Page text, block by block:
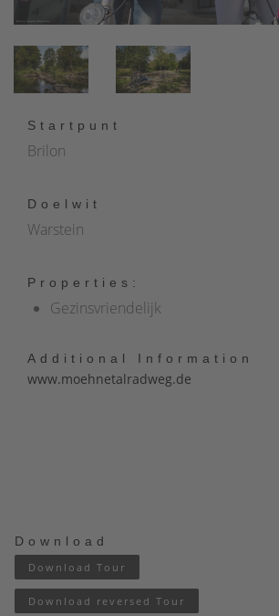
Startpunt
Brilon
Doelwit
Warstein
Properties:
Gezinsvriendelijk
Additional Information
www.moehnetalradweg.de
Download
Download Tour
Download reversed Tour